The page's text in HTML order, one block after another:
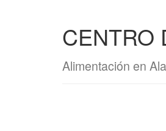
CENTRO
Alimentación en